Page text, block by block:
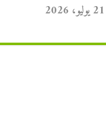
21 يوليو، 2026